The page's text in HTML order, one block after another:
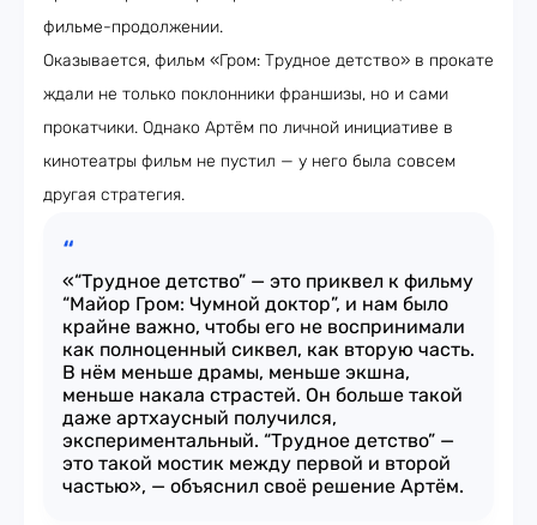
фильме-продолжении.
Оказывается, фильм «Гром: Трудное детство» в прокате
ждали не только поклонники франшизы, но и сами
прокатчики. Однако Артём по личной инициативе в
кинотеатры фильм не пустил — у него была совсем
другая стратегия.
«“Трудное детство” — это приквел к фильму
“Майор Гром: Чумной доктор”, и нам было
крайне важно, чтобы его не воспринимали
как полноценный сиквел, как вторую часть.
В нём меньше драмы, меньше экшна,
меньше накала страстей. Он больше такой
даже артхаусный получился,
экспериментальный. “Трудное детство” —
это такой мостик между первой и второй
частью», — объяснил своё решение Артём.